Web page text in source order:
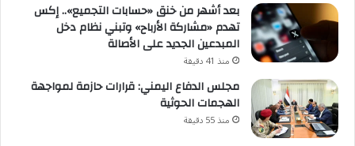
بعد أشهر من خنق «حسابات التجميع».. إكس
تهدم «مشاركة الأرباح» وتبني نظام دخل
المبدعين الجديد على الأصالة
منذ 41 دقيقة
مجلس الدفاع اليمني: قرارات حازمة لمواجهة
الهجمات الحوثية
منذ 55 دقيقة